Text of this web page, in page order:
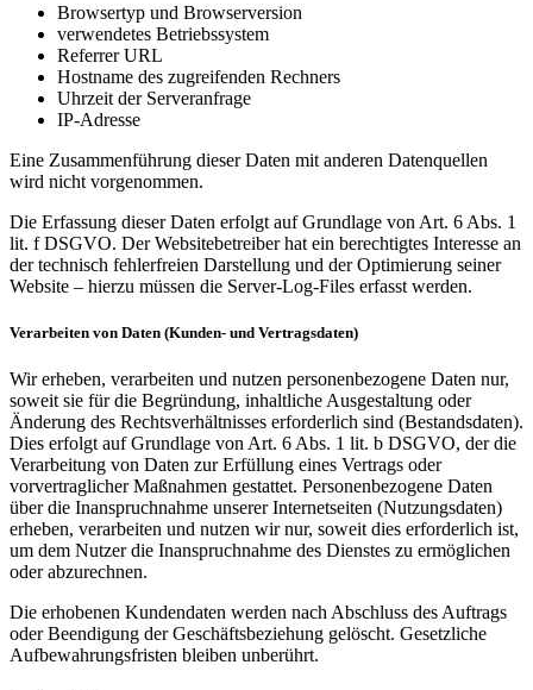
Browsertyp und Browserversion
verwendetes Betriebssystem
Referrer URL
Hostname des zugreifenden Rechners
Uhrzeit der Serveranfrage
IP-Adresse
Eine Zusammenführung dieser Daten mit anderen Datenquellen
wird nicht vorgenommen.
Die Erfassung dieser Daten erfolgt auf Grundlage von Art. 6 Abs. 1
lit. f DSGVO. Der Websitebetreiber hat ein berechtigtes Interesse an
der technisch fehlerfreien Darstellung und der Optimierung seiner
Website – hierzu müssen die Server-Log-Files erfasst werden.
Verarbeiten von Daten (Kunden- und Vertragsdaten)
Wir erheben, verarbeiten und nutzen personenbezogene Daten nur,
soweit sie für die Begründung, inhaltliche Ausgestaltung oder
Änderung des Rechtsverhältnisses erforderlich sind (Bestandsdaten).
Dies erfolgt auf Grundlage von Art. 6 Abs. 1 lit. b DSGVO, der die
Verarbeitung von Daten zur Erfüllung eines Vertrags oder
vorvertraglicher Maßnahmen gestattet. Personenbezogene Daten
über die Inanspruchnahme unserer Internetseiten (Nutzungsdaten)
erheben, verarbeiten und nutzen wir nur, soweit dies erforderlich ist,
um dem Nutzer die Inanspruchnahme des Dienstes zu ermöglichen
oder abzurechnen.
Die erhobenen Kundendaten werden nach Abschluss des Auftrags
oder Beendigung der Geschäftsbeziehung gelöscht. Gesetzliche
Aufbewahrungsfristen bleiben unberührt.